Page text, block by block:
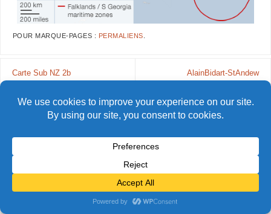
POUR MARQUE-PAGES : PERMALIENS
Carte Sub NZ 2b AlainBidart-StAndew
FIÈREMENT PROPULSÉ PARPARABOLA